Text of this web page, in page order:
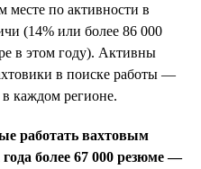
месте по активности в
(14% или более 86 000
в этом году). Активны
в поиске работы —
каждом регионе.
работать вахтовым
более 67 000 резюме —